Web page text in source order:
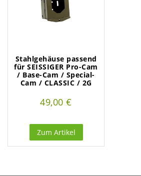
Stahlgehäuse passend
für SEISSIGER Pro-Cam
/ Base-Cam / Special-
Cam / CLASSIC / 2G
49,00 €
Zum Artikel